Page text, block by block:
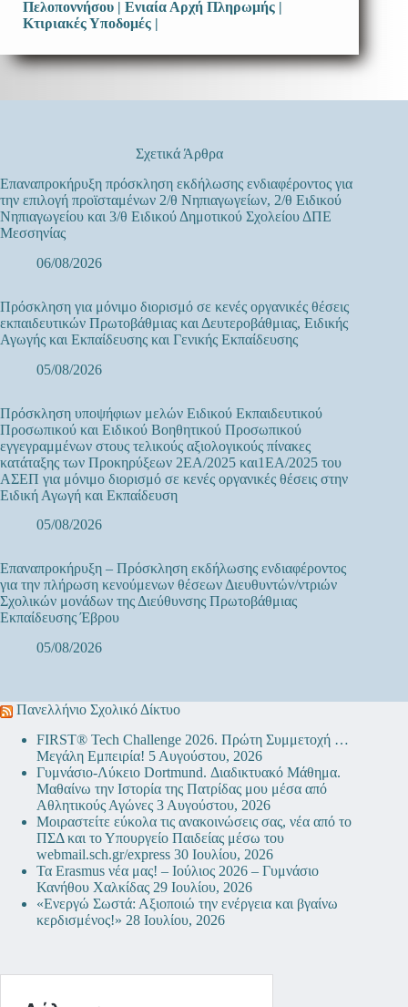
Πελοποννήσου | Ενιαία Αρχή Πληρωμής |
Κτιριακές Υποδομές |
Σχετικά Άρθρα
Επαναπροκήρυξη πρόσκληση εκδήλωσης ενδιαφέροντος για
την επιλογή προϊσταμένων 2/θ Νηπιαγωγείων, 2/θ Ειδικού
Νηπιαγωγείου και 3/θ Ειδικού Δημοτικού Σχολείου ΔΠΕ
Μεσσηνίας
06/08/2026
Πρόσκληση για μόνιμο διορισμό σε κενές οργανικές θέσεις
εκπαιδευτικών Πρωτοβάθμιας και Δευτεροβάθμιας, Ειδικής
Αγωγής και Εκπαίδευσης και Γενικής Εκπαίδευσης
05/08/2026
Πρόσκληση υποψήφιων μελών Ειδικού Εκπαιδευτικού
Προσωπικού και Ειδικού Βοηθητικού Προσωπικού
εγγεγραμμένων στους τελικούς αξιολογικούς πίνακες
κατάταξης των Προκηρύξεων 2ΕΑ/2025 και1ΕΑ/2025 του
ΑΣΕΠ για μόνιμο διορισμό σε κενές οργανικές θέσεις στην
Ειδική Αγωγή και Εκπαίδευση
05/08/2026
Επαναπροκήρυξη – Πρόσκληση εκδήλωσης ενδιαφέροντος
για την πλήρωση κενούμενων θέσεων Διευθυντών/ντριών
Σχολικών μονάδων της Διεύθυνσης Πρωτοβάθμιας
Εκπαίδευσης Έβρου
05/08/2026
Πανελλήνιο Σχολικό Δίκτυο
FIRST® Tech Challenge 2026. Πρώτη Συμμετοχή …
Μεγάλη Εμπειρία! 5 Αυγούστου, 2026
Γυμνάσιο-Λύκειο Dortmund. Διαδικτυακό Μάθημα.
Μαθαίνω την Ιστορία της Πατρίδας μου μέσα από
Αθλητικούς Αγώνες 3 Αυγούστου, 2026
Μοιραστείτε εύκολα τις ανακοινώσεις σας, νέα από το
ΠΣΔ και το Υπουργείο Παιδείας μέσω του
webmail.sch.gr/express 30 Ιουλίου, 2026
Τα Erasmus νέα μας! – Ιούλιος 2026 – Γυμνάσιο
Κανήθου Χαλκίδας 29 Ιουλίου, 2026
«Ενεργώ Σωστά: Αξιοποιώ την ενέργεια και βγαίνω
κερδισμένος!» 28 Ιουλίου, 2026